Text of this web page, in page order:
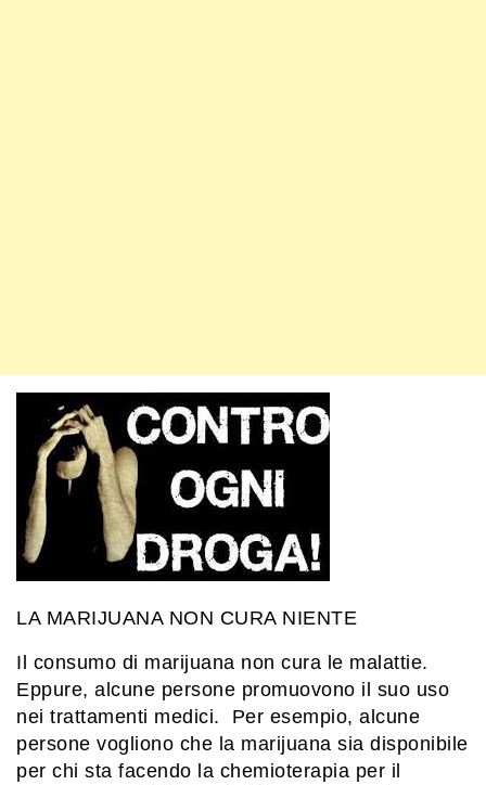
LA MARIJUANA NON CURA NIENTE
Il consumo di marijuana non cura le malattie.
Eppure, alcune persone promuovono il suo uso
nei trattamenti medici. Per esempio, alcune
persone vogliono che la marijuana sia disponibile
per chi sta facendo la chemioterapia per il